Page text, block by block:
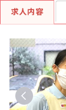
求人内容